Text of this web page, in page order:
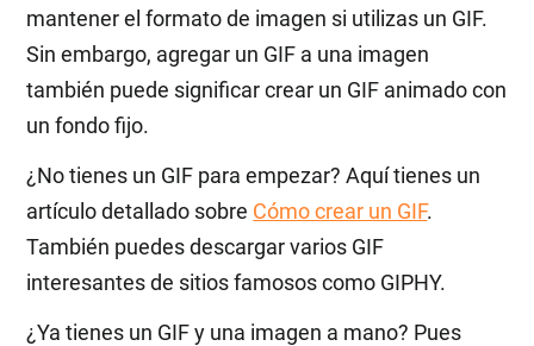
mantener el formato de imagen si utilizas un GIF.
Sin embargo, agregar un GIF a una imagen
también puede significar crear un GIF animado con
un fondo fijo.
¿No tienes un GIF para empezar? Aquí tienes un
artículo detallado sobre Cómo crear un GIF.
También puedes descargar varios GIF
interesantes de sitios famosos como GIPHY.
¿Ya tienes un GIF y una imagen a mano? Pues